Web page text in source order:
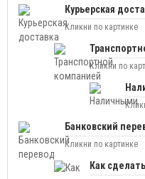
Курьерская
Кликни по картинке
Кликни по
Банковский
Кликни по картинке
Как